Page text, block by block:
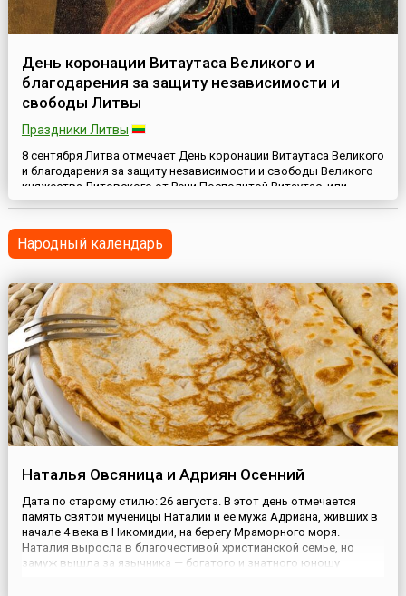
День коронации Витаутаса Великого и
благодарения за защиту независимости и
свободы Литвы
Праздники Литвы
8 сентября Литва отмечает День коронации Витаутаса Великого
и благодарения за защиту независимости и свободы Великого
княжества Литовского от Речи Посполитой.Витаутас, или
Витовт (лит. Vytautas, 1350—1430), с 1392 года великий князь
Витаутас (Витовт), опираясь на литовских и русских бояр,
живших в русских областях Литвы, боролся за неза...
Народный календарь
Наталья Овсяница и Адриян Осенний
Дата по старому стилю: 26 августа. В этот день отмечается
память святой мученицы Наталии и ее мужа Адриана, живших в
начале 4 века в Никомидии, на берегу Мраморного моря.
Наталия выросла в благочестивой христианской семье, но
замуж вышла за язычника — богатого и знатного юношу